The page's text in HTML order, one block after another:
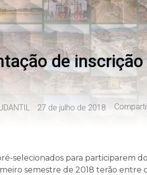
de
27 de julho de 2018
selecionados para participarem
semestre de 2018 terão entre